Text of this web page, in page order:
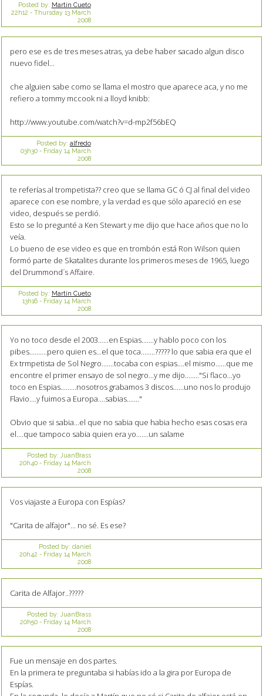
Posted by: Martín Cueto
22h12 - Thursday 13 March
2008
pero ese es de tres meses atras, ya debe haber sacado algun disco
nuevo fidel...
che alguien sabe como se llama el mostro que aparece aca, y no me
refiero a tommy mccook ni a lloyd knibb:
http://www.youtube.com/watch?v=d-mp2f56bEQ
Posted by: alfredo
03h30- Friday 14 March
2008
te referías al trompetista?? creo que se llama GC ó CJ al final del video
aparece con ese nombre, y la verdad es que sólo apareció en ese
video, después se perdió.
Esto se lo pregunté a Ken Stewart y me dijo que hace años que no lo
veía.
Lo bueno de ese video es que en trombón está Ron Wilson quien
formó parte de Skatalites durante los primeros meses de 1965, luego
del Drummond´s Affaire.
Posted by: Martín Cueto
13h16- Friday 14 March
2008
Yo no toco desde el 2003......en Espias.......y hablo poco con los
pibes..........pero quien es...el que toca........????? lo que sabia era que el
Ex trmpetista de Sol Negro.......tocaba con espias....el mismo......que me
encontre el primer ensayo de sol negro...y me dijo........"Si flaco...yo
toco en Espias.........nosotros grabamos 3 discos......uno nos lo produjo
Flavio....y fuimos a Europa....sabias......."
Obvio que si sabia...el que no sabia que habia hecho esas cosas era
el....que tampoco sabia quien era yo.......un salame
Posted by: JuanBrass
20h40- Friday 14 March
2008
Vos viajaste a Europa con Espías?
"Carita de alfajor"... no sé. Es ese?
Posted by: daniel
20h42 - Friday 14 March
2008
Carita de Alfajor..?????
Posted by: JuanBrass
20h50- Friday 14 March
2008
Fue un mensaje en dos partes.
En la primera te preguntaba si habías ido a la gira por Europa de
Espías.